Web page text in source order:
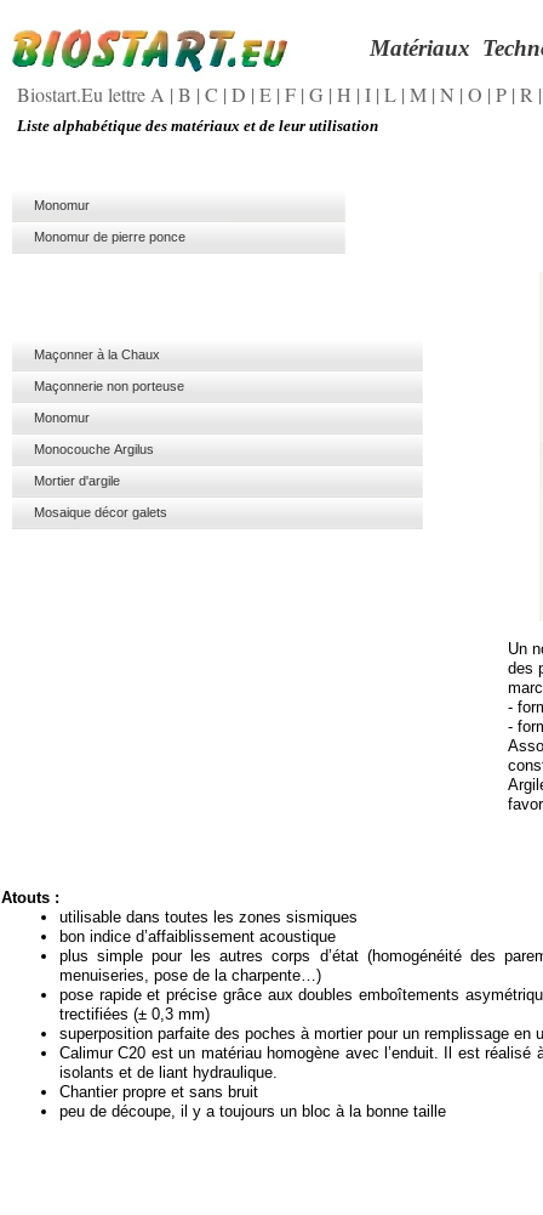
Liste alphabétique des matériaux et de leur utilisation
Biostart.Eu lettre A | B | C | D | E | F | G | H | I | L | M | N | O | P | R
Monomur
Monomur de pierre ponce
Atouts :
utilisable dans toutes les zones sismiques
bon indice d’affaiblissement acoustique
plus simple pour les autres corps d’état (homogénéité des
menuiseries, pose de la charpente…)
pose rapide et précise grâce aux doubles emboîtements
trectifiées (± 0,3 mm)
superposition parfaite des poches à mortier pour un remplissage en
Calimur C20 est un matériau homogène avec l’enduit. Il est réalisé
isolants et de liant hydraulique.
Chantier propre et sans bruit
peu de découpe, il y a toujours un bloc à la bonne taille
Maçonner à la Chaux
Maçonnerie non porteuse
Monomur
Monocouche Argilus
Mortier d'argile
Mosaique décor galets
Un
des
-
-
Matériaux